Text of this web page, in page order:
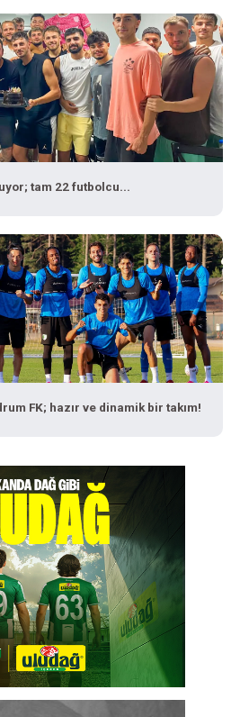
tam 22 futbolcu...
FK; hazır ve dinamik bir takım!